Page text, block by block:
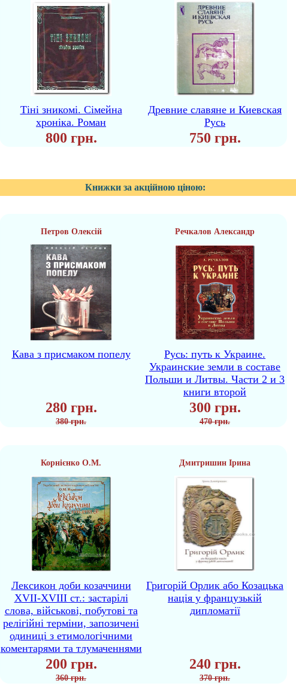
Тіні зникомі. Сімейна
хроніка. Роман
Древние славяне и Киевская
Русь
800 грн. 750 грн.
Книжки за акційною ціною:
Петров Олексій Речкалов Александр
Кава з присмаком попелу
Русь: путь к Украине.
Украинские земли в составе
Польши и Литвы. Части 2 и 3
книги второй
280 грн. 300 грн.
380 грн. 470 грн.
Корнієнко О.М. Дмитришин Ірина
Лексикон доби козаччини
XVII-XVIII ст.: застарілі
слова, військові, побутові та
релігійні терміни, запозичені
одиниці з етимологічними
коментарями та тлумаченнями
Григорій Орлик або Козацька
нація у французькій
дипломатії
200 грн. 240 грн.
360 грн. 370 грн.